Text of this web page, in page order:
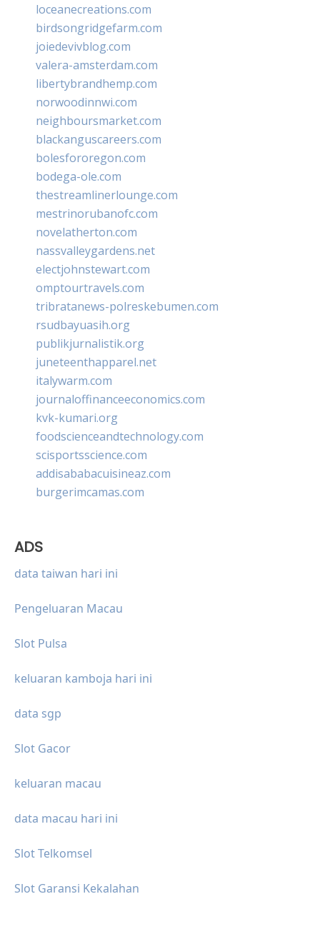
loceanecreations.com
birdsongridgefarm.com
joiedevivblog.com
valera-amsterdam.com
libertybrandhemp.com
norwoodinnwi.com
neighboursmarket.com
blackanguscareers.com
bolesfororegon.com
bodega-ole.com
thestreamlinerlounge.com
mestrinorubanofc.com
novelatherton.com
nassvalleygardens.net
electjohnstewart.com
omptourtravels.com
tribratanews-polreskebumen.com
rsudbayuasih.org
publikjurnalistik.org
juneteenthapparel.net
italywarm.com
journaloffinanceeconomics.com
kvk-kumari.org
foodscienceandtechnology.com
scisportsscience.com
addisababacuisineaz.com
burgerimcamas.com
ADS
data taiwan hari ini
Pengeluaran Macau
Slot Pulsa
keluaran kamboja hari ini
data sgp
Slot Gacor
keluaran macau
data macau hari ini
Slot Telkomsel
Slot Garansi Kekalahan